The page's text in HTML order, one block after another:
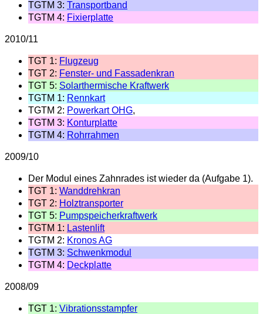
TGTM 3: Transportband
TGTM 4: Fixierplatte
2010/11
TGT 1: Flugzeug
TGT 2: Fenster- und Fassadenkran
TGT 5: Solarthermische Kraftwerk
TGTM 1: Rennkart
TGTM 2: Powerkart OHG,
TGTM 3: Konturplatte
TGTM 4: Rohrrahmen
2009/10
Der Modul eines Zahnrades ist wieder da (Aufgabe 1).
TGT 1: Wanddrehkran
TGT 2: Holztransporter
TGT 5: Pumpspeicherkraftwerk
TGTM 1: Lastenlift
TGTM 2: Kronos AG
TGTM 3: Schwenkmodul
TGTM 4: Deckplatte
2008/09
TGT 1: Vibrationsstampfer